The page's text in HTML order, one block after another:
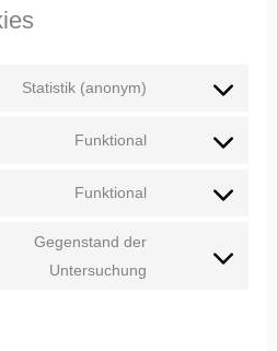
Statistik (anonym)
Funktional
Funktional
Gegenstand der
Untersuchung